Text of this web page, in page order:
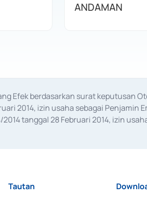
ANDAMAN
Efek berdasarkan surat keputusan
2014, izin usaha sebagai
tanggal 28 Februari 2014, izin
Tautan